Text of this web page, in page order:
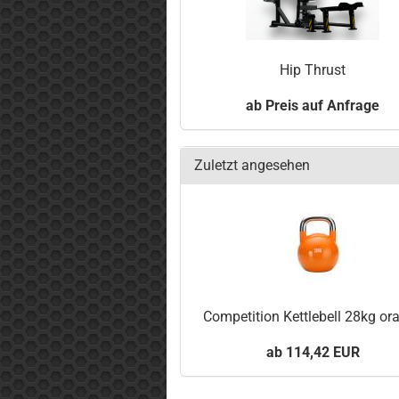
Hip Thrust
Preis auf Anfrage
Zuletzt angesehen
Competition Kettlebell 28kg
114,42 EUR